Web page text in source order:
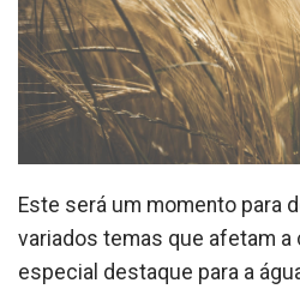
Este será um momento para
variados temas que afetam a
especial destaque para a